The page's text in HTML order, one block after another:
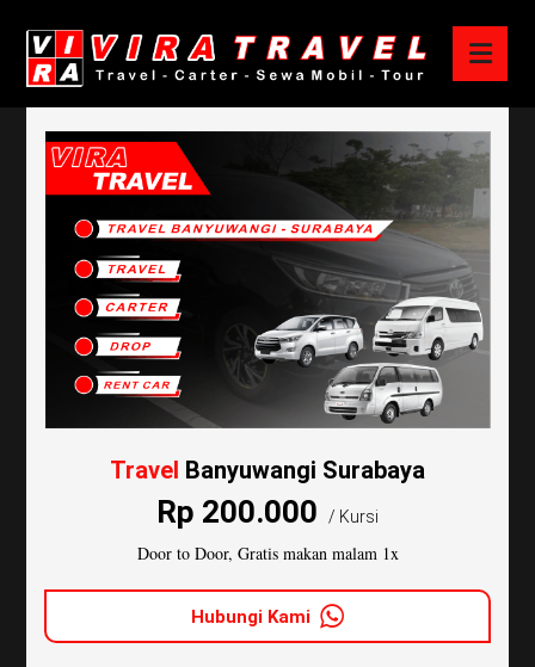
Travel Banyuwangi Surabaya
Rp 200.000 / Kursi
Door to Door, Gratis makan malam 1x
Hubungi Kami